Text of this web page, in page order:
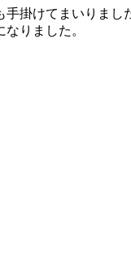
掛けてまいりまし
りました。